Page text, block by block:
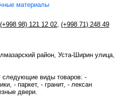
материалы
(+998 98) 121 12 02 (+998 71) 248 49
район, Уста-Ширин улица,
следующие виды товаров: -
- паркет, - гранит, - лексан
двери.